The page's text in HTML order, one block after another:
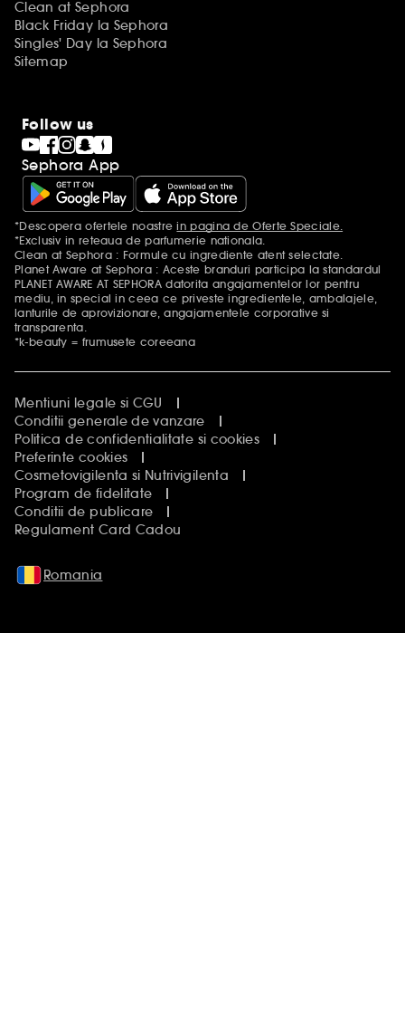
Clean at Sephora
Black Friday la Sephora
Singles' Day la Sephora
Sitemap
Follow us
Sephora App
Mentiuni aditionale
*Descopera ofertele noastrein pagina de Oferte Speciale.
*Exclusiv in reteaua de parfumerie nationala.
Clean at Sephora : Formule cu ingrediente atent selectate.
Planet Aware at Sephora : Aceste branduri participa la standardul
PLANET AWARE AT SEPHORA datorita angajamentelor lor pentru
mediu, in special in ceea ce priveste ingredientele, ambalajele,
lanturile de aprovizionare, angajamentele corporative si
transparenta.
*k-beauty = frumusete coreeana
Mentiuni legale si CGU
Conditii generale de vanzare
Politica de confidentialitate si cookies
Preferinte cookies
Cosmetovigilenta si Nutrivigilenta
Program de fidelitate
Conditii de publicare
Regulament Card Cadou
Romania